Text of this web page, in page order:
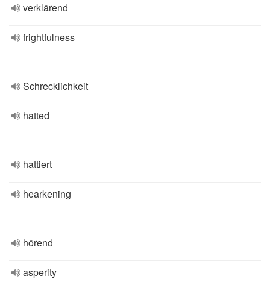
verklärend
frightfulness
Schrecklichkeit
hatted
hattiert
hearkening
hörend
asperity